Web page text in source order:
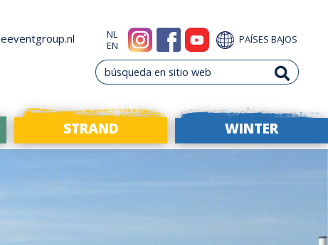
PAÍSES BAJOS
NL
EN
STRAND WINTER